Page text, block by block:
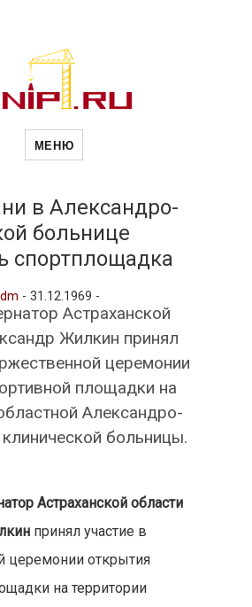
Новости
и
рубрики
МЕНЮ
в Александро-
больнице
спортплощадка
- 31.12.1969 -
Астраханской
Жилкин принял
церемонии
площадки на
Александро-
больницы.
Астраханской области
принял участие в
церемонии открытия
на территории